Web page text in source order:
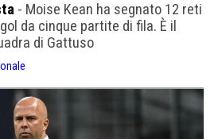
- Moise Kean ha segnato 12 reti
da cinque partite di fila. È il
di Gattuso